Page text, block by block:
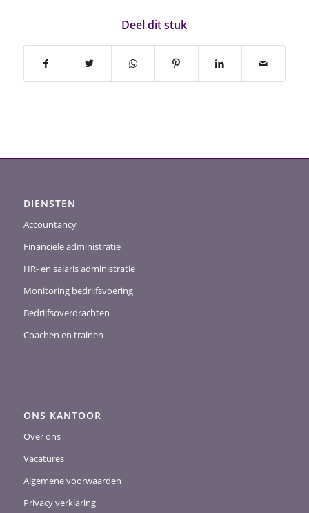
Deel dit stuk
DIENSTEN
Accountancy
Financiële administratie
HR- en salaris administratie
Monitoring bedrijfsvoering
Bedrijfsoverdrachten
Coachen en trainen
ONS KANTOOR
Over ons
Vacatures
Algemene voorwaarden
Privacy verklaring